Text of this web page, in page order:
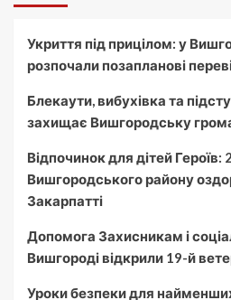
Укриття під прицілом: у
розпочали позапланові
Блекаути, вибухівка та
захищає Вишгородську
Відпочинок для дітей Героїв:
Вишгородського району
Закарпатті
Допомога Захисникам і
Вишгороді відкрили 19-й
Уроки безпеки для